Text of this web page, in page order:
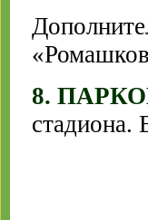
8.
стадиона.